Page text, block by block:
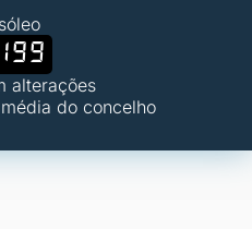
alterações
do concelho